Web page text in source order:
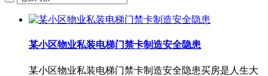
某小区物业私装电梯门禁卡制造安全隐患
某小区物业私装电梯门禁卡制造安全隐患买房是人生大